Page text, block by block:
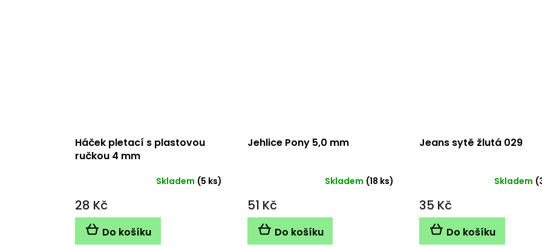
Háček pletací s plastovou
ručkou 4 mm
Skladem (5 ks)
28 Kč
Do košíku
Jehlice Pony 5,0 mm
Skladem (18 ks)
51 Kč
Do košíku
Jeans sytě žlutá 029
Skladem
35 Kč
Do košíku